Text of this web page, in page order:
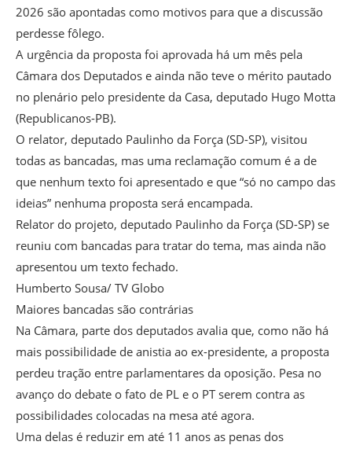
2026 são apontadas como motivos para que a discussão
perdesse fôlego.
A urgência da proposta foi aprovada há um mês pela
Câmara dos Deputados e ainda não teve o mérito pautado
no plenário pelo presidente da Casa, deputado Hugo Motta
(Republicanos-PB).
O relator, deputado Paulinho da Força (SD-SP), visitou
todas as bancadas, mas uma reclamação comum é a de
que nenhum texto foi apresentado e que “só no campo das
ideias” nenhuma proposta será encampada.
Relator do projeto, deputado Paulinho da Força (SD-SP) se
reuniu com bancadas para tratar do tema, mas ainda não
apresentou um texto fechado.
Humberto Sousa/ TV Globo
Maiores bancadas são contrárias
Na Câmara, parte dos deputados avalia que, como não há
mais possibilidade de anistia ao ex-presidente, a proposta
perdeu tração entre parlamentares da oposição. Pesa no
avanço do debate o fato de PL e o PT serem contra as
possibilidades colocadas na mesa até agora.
Uma delas é reduzir em até 11 anos as penas dos